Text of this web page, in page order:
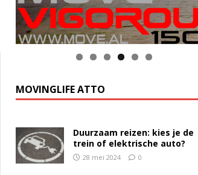
MOVINGLIFE ATTO
Duurzaam reizen: kies je de
trein of elektrische auto?
28 mei 2024 0